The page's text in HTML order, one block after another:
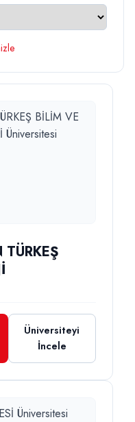
Üniversiteyi
İncele